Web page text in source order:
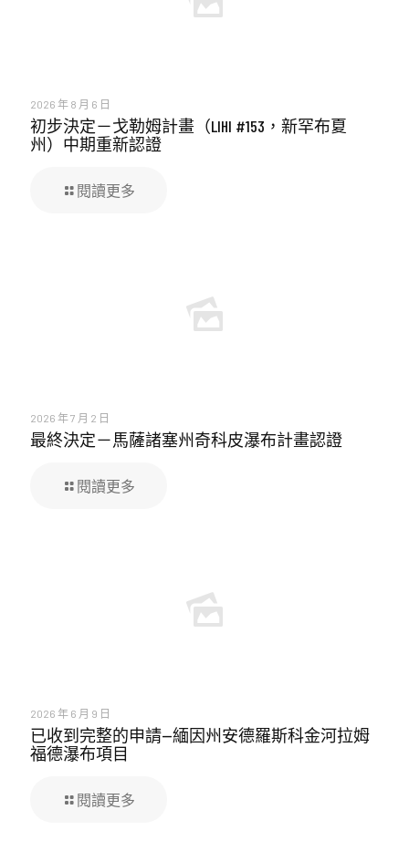
2026 年 8 月 6 日
初步決定－戈勒姆計畫（LIHI #153，新罕布夏
州）中期重新認證
閱讀更多
2026 年 7 月 2 日
最終決定－馬薩諸塞州奇科皮瀑布計畫認證
閱讀更多
2026 年 6 月 9 日
已收到完整的申請—緬因州安德羅斯科金河拉姆
福德瀑布項目
閱讀更多